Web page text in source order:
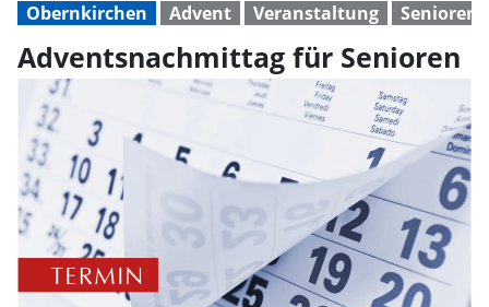
Obernkirchen Advent Veranstaltung Senioren
Adventsnachmittag für Senioren